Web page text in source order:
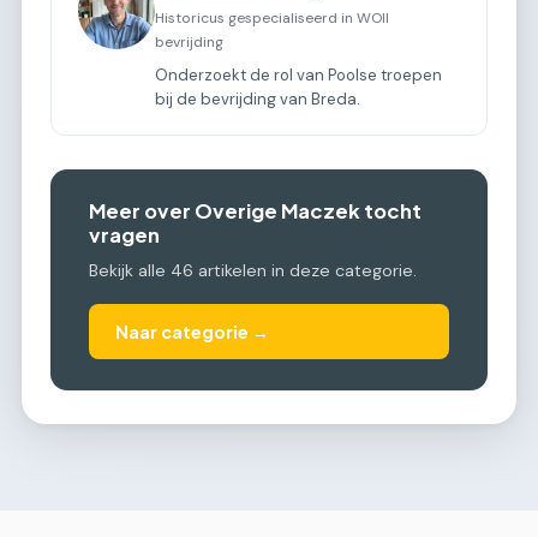
Historicus gespecialiseerd in WOII
bevrijding
Onderzoekt de rol van Poolse troepen
bij de bevrijding van Breda.
Meer over Overige Maczek tocht
vragen
Bekijk alle 46 artikelen in deze categorie.
Naar categorie →